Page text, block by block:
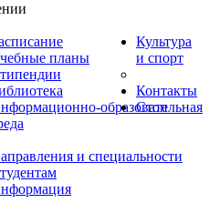
планы
образовательная
и специальности
Культура
и спорт
Контакты
Стоп